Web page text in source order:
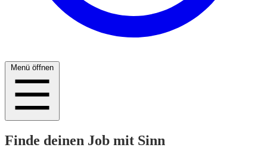
Menü öffnen
Finde deinen Job mit Sinn